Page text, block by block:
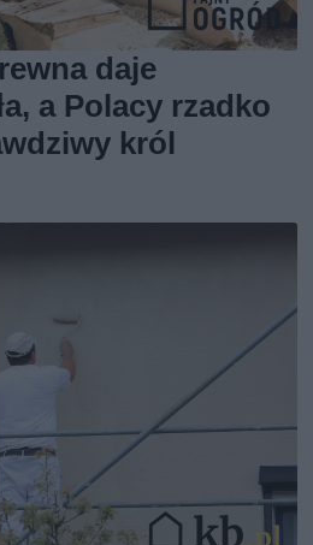
daje
a Polacy rzadko
król